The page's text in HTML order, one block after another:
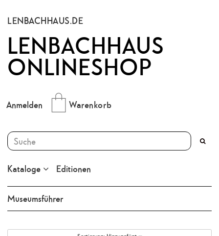
LENBACHHAUS.DE
LENBACHHAUS
ONLINESHOP
Anmelden Warenkorb
Kataloge Editionen
Museumsführer